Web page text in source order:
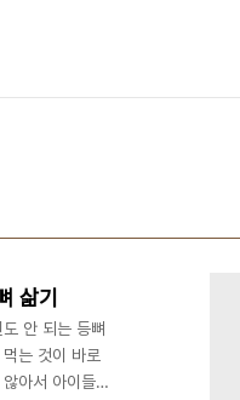
삶기
안 되는 등뼈
는 것이 바로
아서 아이들도